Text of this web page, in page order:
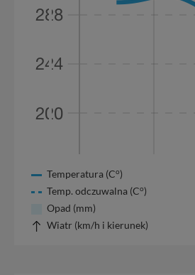
Temperatura (Co)
Temp. odczuwalna (Co)
Opad (mm)
Wiatr (km/h i kierunek)